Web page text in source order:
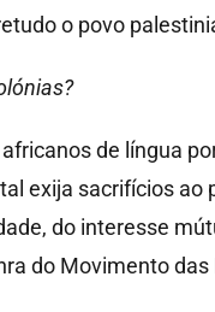
o povo
de língua
exija sacrifícios ao
do interesse
do Movimento das